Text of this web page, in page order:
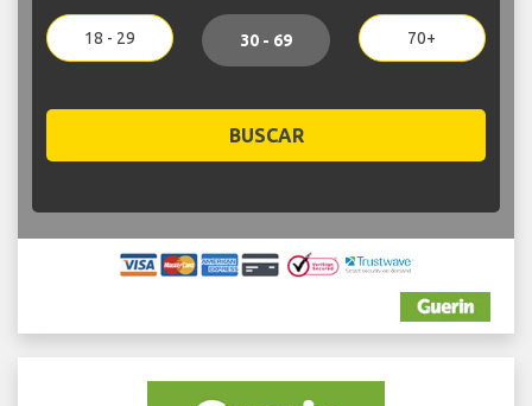
18 - 29 30 - 69 70+
BUSCAR